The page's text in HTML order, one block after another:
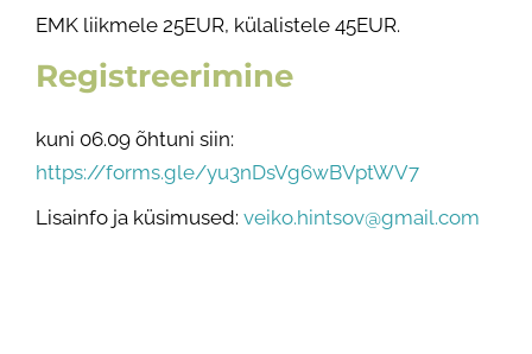
EMK liikmele 25EUR, külalistele 45EUR.
Registreerimine
kuni 06.09 õhtuni siin:
https://forms.gle/yu3nDsVg6wBVptWV7
Lisainfo ja küsimused: veiko.hintsov@gmail.com